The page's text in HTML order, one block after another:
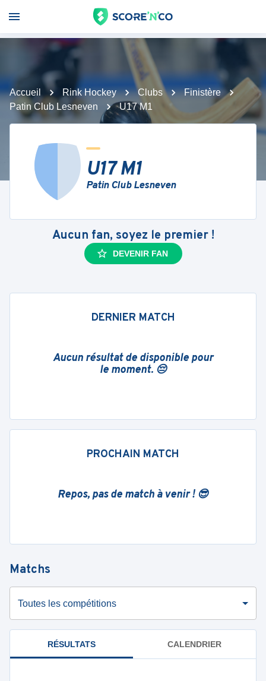
Accueil Rink Hockey Clubs
Finistère
Patin Club Lesneven
U17 M1
U17 M1
Patin Club Lesneven
Aucun fan, soyez le premier !
DEVENIR FAN
DERNIER MATCH
Aucun résultat de disponible pour
le moment. 😔
PROCHAIN MATCH
Repos, pas de match à venir ! 😎
Matchs
Toutes les compétitions
RÉSULTATS CALENDRIER